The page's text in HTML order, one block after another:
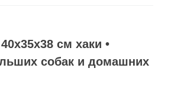
см хаки •
собак и домашних